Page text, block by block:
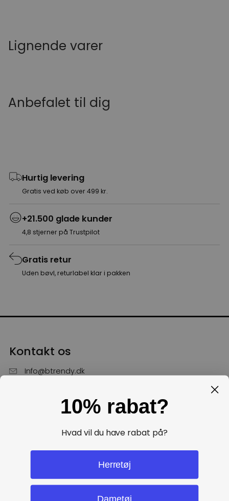
Lignende varer
Anbefalet til dig
Hurtig levering
Gratis ved køb over 499 kr.
+21.500 glade kunder
4,8 stjerner på Trustpilot
Gratis retur
Uden bøvl, returlabel klar i pakken
Kontakt os
Info@btrendy.dk
Hverdage fra kl. 10 - 16
10% rabat?
Hvad vil du have rabat på?
Herretøj